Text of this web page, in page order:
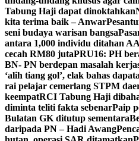
Tabung Haji dapat dinoktahkan
kita terima baik – Anwar
seni budaya warisan bangsa
antara 1,000 individu ditahan
cecah RM80 jutaPRU16: PH
BN- PN berdepan masalah
‘alih tiang gol’, elak bahas
rai pelajar cemerlang STPM
keempatRCI Tabung Haji
diminta teliti fakta sebenarPaip
Bulatan GK ditutup sementara
daripada PN – Hadi Awang